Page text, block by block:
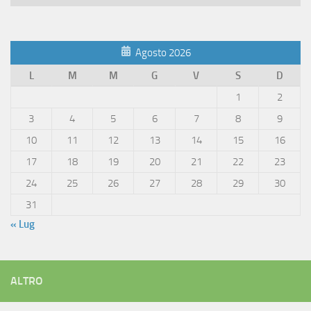
Agosto 2026
L
M M G V S
D
1
2
3
4 5 6 7 8
9
10
11 12 13 14 15
16
17
18 19 20 21 22
23
24
25 26 27 28 29
30
31
« Lug
ALTRO